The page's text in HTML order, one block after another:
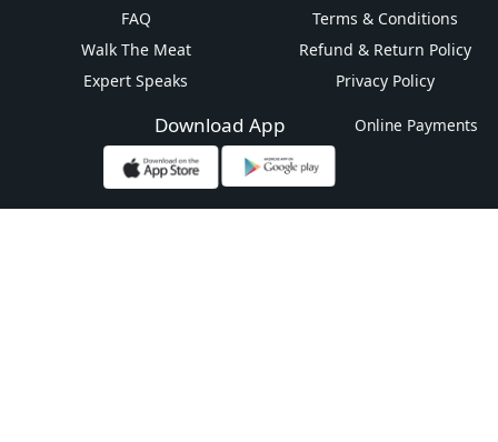
FAQ
Walk The Meat
Expert Speaks
Terms & Conditions
Refund & Return Policy
Privacy Policy
Download App Online Payments